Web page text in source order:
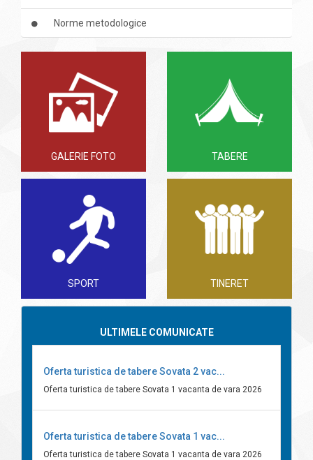
Norme metodologice
GALERIE FOTO TABERE
SPORT TINERET
ULTIMELE COMUNICATE
Oferta turistica de tabere Sovata 2 vac...
Oferta turistica de tabere Sovata 1 vacanta de vara 2026
Oferta turistica de tabere Sovata 1 vac...
Oferta turistica de tabere Sovata 1 vacanta de vara 2026